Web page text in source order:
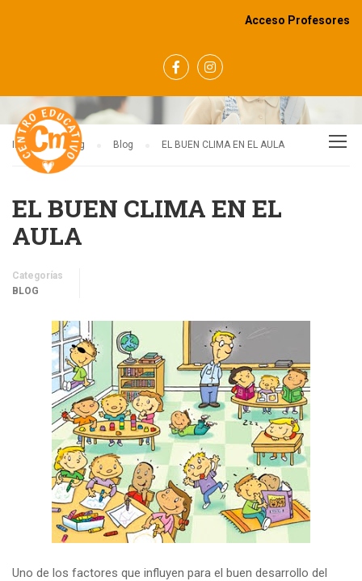
Acceso Profesores
Inicio Blog Blog EL BUEN CLIMA EN EL AULA
EL BUEN CLIMA EN EL
AULA
Categorías
BLOG
Uno de los factores que influyen para el buen desarrollo del